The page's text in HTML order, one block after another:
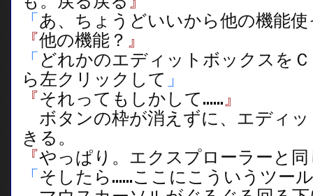
「あ、ちょうどいいから他の機能
『他の機能？ 』
「 どれかのエディットボックスを
ら左クリックして 」
『それってもしかして……』
ボタンの枠が消えずに、エディ
きる。
『やっぱり。エクスプローラーと
「そしたら……ここにこういうツー